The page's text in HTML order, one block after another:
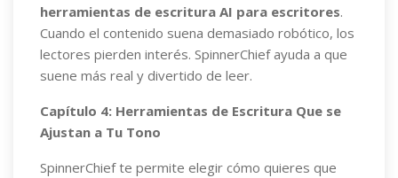
herramientas de escritura AI para escritores.
Cuando el contenido suena demasiado robótico, los
lectores pierden interés. SpinnerChief ayuda a que
suene más real y divertido de leer.
Capítulo 4: Herramientas de Escritura Que se
Ajustan a Tu Tono
SpinnerChief te permite elegir cómo quieres que